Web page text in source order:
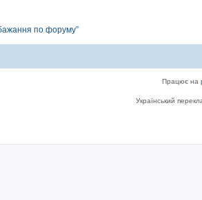
по форуму”
Працює на
Український